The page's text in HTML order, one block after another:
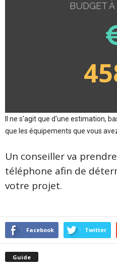
BUDGET
Il ne s'agit que d'une estimation,
que les équipements que vous
Un conseiller va
téléphone afin de
votre projet.
Facebook Twitter
Guide